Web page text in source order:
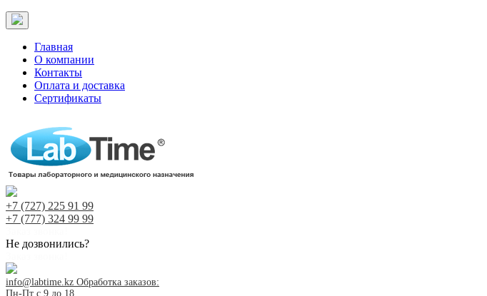
Главная
О компании
Контакты
Оплата и доставка
Сертификаты
+7 (727) 225 91 99
+7 (777) 324 99 99
Не дозвонились?
info@labtime.kz Обработка заказов:
Пн-Пт с 9 до 18